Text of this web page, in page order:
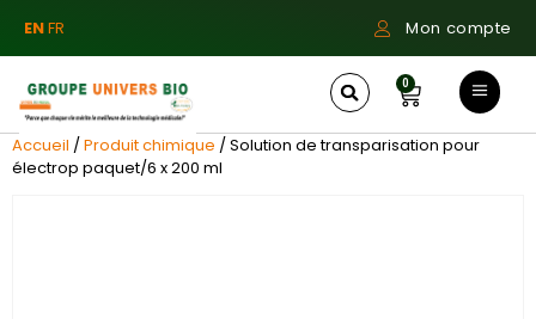
ENFR Mon compte
0
Accueil /Produit chimique / Solution de transparisation pour
électrop paquet/6 x 200 ml